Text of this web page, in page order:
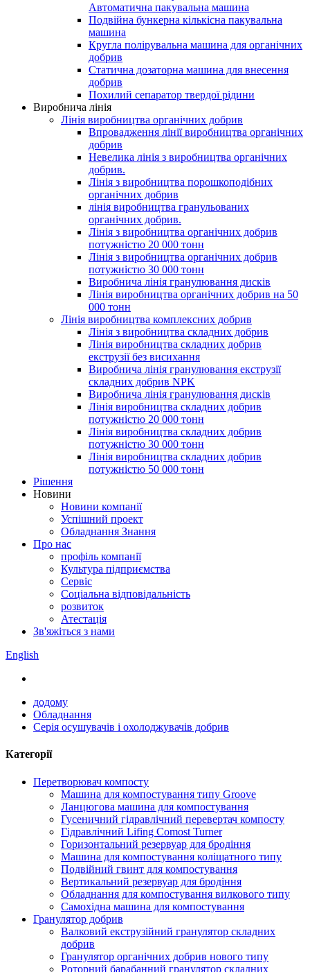
Автоматична пакувальна машина
Подвійна бункерна кількісна пакувальна
машина
Кругла полірувальна машина для органічних
добрив
Статична дозаторна машина для внесення
добрив
Похилий сепаратор твердої рідини
Виробнича лінія
Лінія виробництва органічних добрив
Впровадження лінії виробництва органічних
добрив
Невелика лінія з виробництва органічних
добрив.
Лінія з виробництва порошкоподібних
органічних добрив
лінія виробництва гранульованих
органічних добрив.
Лінія з виробництва органічних добрив
потужністю 20 000 тонн
Лінія з виробництва органічних добрив
потужністю 30 000 тонн
Виробнича лінія гранулювання дисків
Лінія виробництва органічних добрив на 50
000 тонн
Лінія виробництва комплексних добрив
Лінія з виробництва складних добрив
Лінія виробництва складних добрив
екструзії без висихання
Виробнича лінія гранулювання екструзії
складних добрив NPK
Виробнича лінія гранулювання дисків
Лінія виробництва складних добрив
потужністю 20 000 тонн
Лінія виробництва складних добрив
потужністю 30 000 тонн
Лінія виробництва складних добрив
потужністю 50 000 тонн
Рішення
Новини
Новини компанії
Успішний проект
Обладнання Знання
Про нас
профіль компанії
Культура підприємства
Сервіс
Соціальна відповідальність
розвиток
Атестація
Зв'яжіться з нами
English
додому
Обладнання
Серія осушувачів і охолоджувачів добрив
Категорії
Перетворювач компосту
Машина для компостування типу Groove
Ланцюгова машина для компостування
Гусеничний гідравлічний перевертач компосту
Гідравлічний Lifing Comost Turner
Горизонтальний резервуар для бродіння
Машина для компостування коліщатного типу
Подвійний гвинт для компостування
Вертикальний резервуар для бродіння
Обладнання для компостування вилкового типу
Самохідна машина для компостування
Гранулятор добрив
Валковий екструзійний гранулятор складних
добрив
Гранулятор органічних добрив нового типу
Роторний барабанний гранулятор складних